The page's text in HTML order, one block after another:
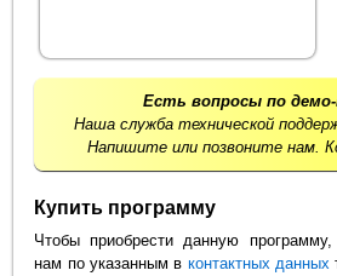
Есть вопросы по демо-
Наша служба технической
Напишите или позвоните нам.
Купить программу
Чтобы приобрести данную программу,
нам по указанным в контактных данных